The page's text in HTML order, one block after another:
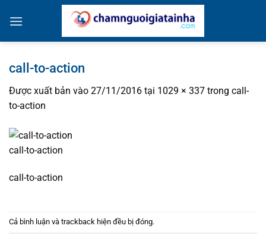
qua
call-to-action
Được xuất bản vào 27/11/2016 tại 1029 × 337 trong call-
to-action
call-to-action
call-to-action
Cả bình luận và trackback hiện đều bị đóng.